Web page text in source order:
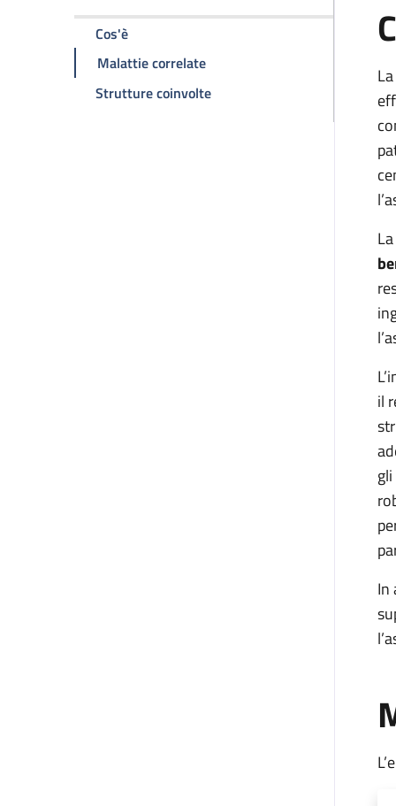
Cos'èdella pagina Nefrectomia
Malattie correlatedella pagina Nefrectomia
Strutture coinvoltedella pagina Nefrectomia
il
In